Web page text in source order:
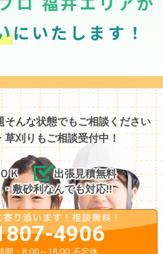
にいたします！
んな状態でもご相談ください
草刈りもご相談受付中！
Ｋ
出張見積無料
敷砂利なんでも対応!!
4906
間：8:00～18:00 不定休